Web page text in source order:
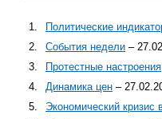
1. Политические
2.
События недели –
3.
Протестные настроения
4.
Динамика цен –
5.
Экономический кризис